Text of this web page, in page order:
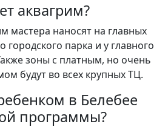
аквагрим?
мастера наносят на главных
городского парка и у главного
зоны с платным, но очень
будут во всех крупных ТЦ.
в Белебее
программы?